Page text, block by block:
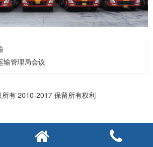
输管理局会议
所有 2010-2017 保留所有权利